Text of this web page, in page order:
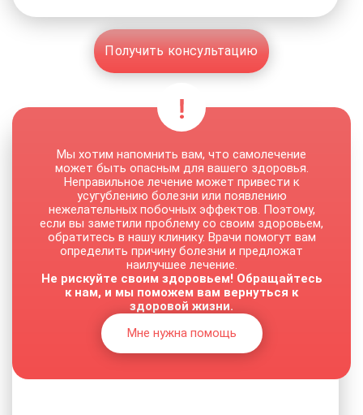
Получить консультацию
Мы хотим напомнить вам, что самолечение
может быть опасным для вашего здоровья.
Неправильное лечение может привести к
усугублению болезни или появлению
нежелательных побочных эффектов. Поэтому,
если вы заметили проблему со своим здоровьем,
обратитесь в нашу клинику. Врачи помогут вам
определить причину болезни и предложат
наилучшее лечение.
Не рискуйте своим здоровьем! Обращайтесь
к нам, и мы поможем вам вернуться к
здоровой жизни.
Мне нужна помощь